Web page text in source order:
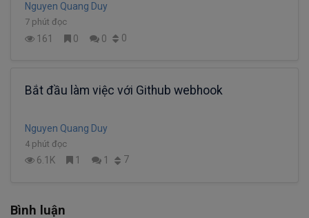
Nguyen Quang Duy
7 phút đọc
161 0 0 0
Bắt đầu làm việc với Github webhook
Nguyen Quang Duy
4 phút đọc
6.1K 1 1 7
Bình luận